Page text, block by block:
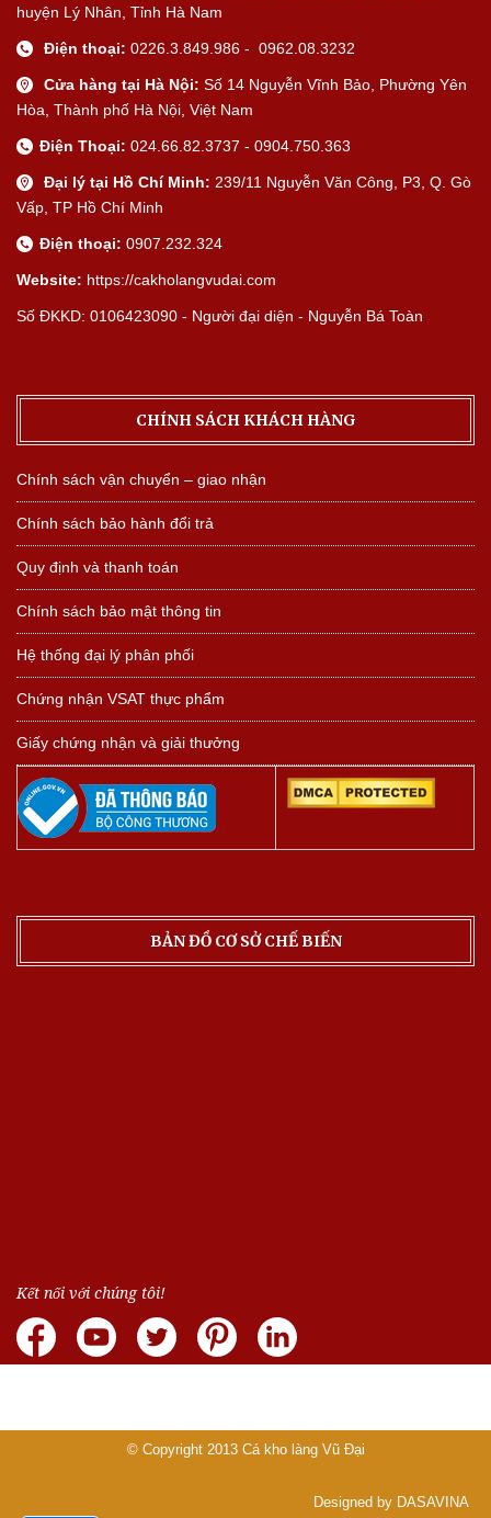
huyện Lý Nhân, Tỉnh Hà Nam
Điện thoại: 0226.3.849.986 - 0962.08.3232
Cửa hàng tại Hà Nội: Số 14 Nguyễn Vĩnh Bảo, Phường Yên
Hòa, Thành phố Hà Nội, Việt Nam
Điện Thoại: 024.66.82.3737 - 0904.750.363
Đại lý tại Hồ Chí Minh: 239/11 Nguyễn Văn Công, P3, Q. Gò
Vấp, TP Hồ Chí Minh
Điện thoại: 0907.232.324
Website: https://cakholangvudai.com
Số ĐKKD: 0106423090 - Người đại diện - Nguyễn Bá Toàn
CHÍNH SÁCH KHÁCH HÀNG
Chính sách vận chuyển – giao nhận
Chính sách bảo hành đổi trả
Quy định và thanh toán
Chính sách bảo mật thông tin
Hệ thống đại lý phân phối
Chứng nhận VSAT thực phẩm
Giấy chứng nhận và giải thưởng
BẢN ĐỒ CƠ SỞ CHẾ BIẾN
Kết nối với chúng tôi!
© Copyright 2013 Cá kho làng Vũ Đại
Designed by DASAVINA